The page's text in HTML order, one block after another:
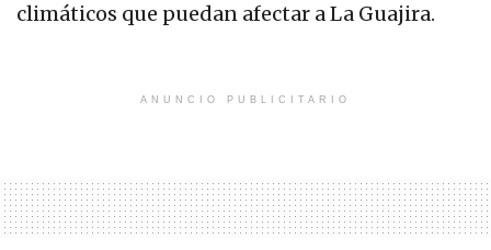
climáticos que puedan afectar a La Guajira.
ANUNCIO PUBLICITARIO